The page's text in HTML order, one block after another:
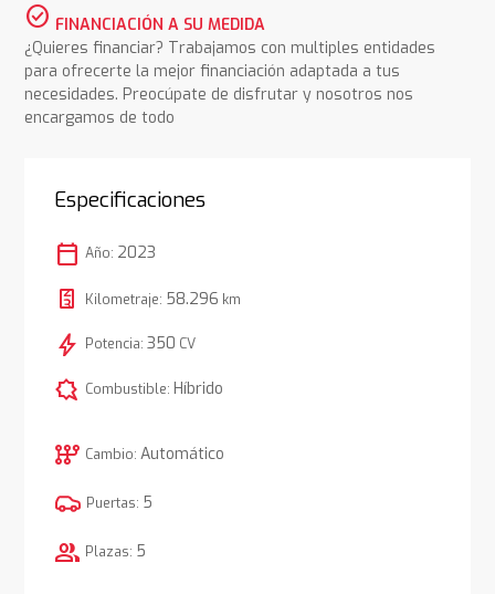
check_circle FINANCIACIÓN A SU MEDIDA
¿Quieres financiar? Trabajamos con multiples entidades
para ofrecerte la mejor financiación adaptada a tus
necesidades. Preocúpate de disfrutar y nosotros nos
encargamos de todo
Especificaciones
calendar_today Año: 2023
Kilometraje: 58.296 km
bolt Potencia: 350 CV
comic_bubble Combustible: Híbrido
auto_transmission Cambio: Automático
Puertas: 5
group Plazas: 5